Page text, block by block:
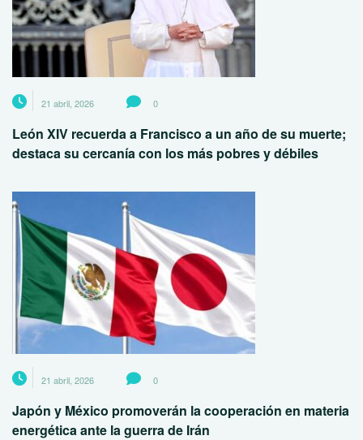
21 abril, 2026 0
León XIV recuerda a Francisco a un año de su muerte;
destaca su cercanía con los más pobres y débiles
21 abril, 2026 0
Japón y México promoverán la cooperación en materia
energética ante la guerra de Irán